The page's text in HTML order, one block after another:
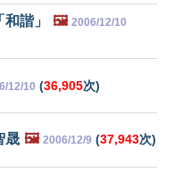
諧」 🖼️ 2006/12/10
12/10 (36,905次)
晟 🖼️ 2006/12/9 (37,943次)